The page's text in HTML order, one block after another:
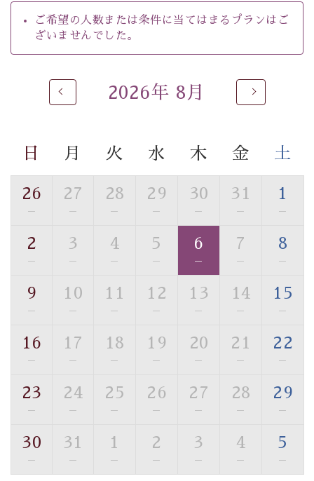
-----------【安心への取り組み】----------
個室料亭、貸切風呂のご利用が可能な上、 安心安全にご
滞在いただけるよう
徹底した衛生管理を行っております。
-------------------------------------------------
ほたる童謡公園までのご送迎＆入園券
・諏訪大社4社を巡る無料参拝バス（事前予約制）
・館内着をご用意
・環境に配慮したアメニティをご用意
・館内フリーWi-Fi
・チェックイン15時、チェックアウト10時
・個室料亭で個室食
・朝食はこだわりの味噌汁をはじめとした和定食
【温泉】
の効果が高い、極めて希有な源泉です。身も心も癒され
るご入浴をお愉しみください。
■お座敷風呂（大浴場）
ご希望の人数または条件に当てはまるプランはご
ざいませんでした。
2026年 8月
日 月 火 水 木 金 土
26
—
27
—
28
—
29
—
30
—
31
—
1
—
2
—
3
—
4
—
5
—
6
—
7
—
8
—
9
—
10
—
11
—
12
—
13
—
14
—
15
—
16
—
17
—
18
—
19
—
20
—
21
—
22
—
23
—
24
—
25
—
26
—
27
—
28
—
29
—
30
—
31
—
1
—
2
—
3
—
4
—
5
—